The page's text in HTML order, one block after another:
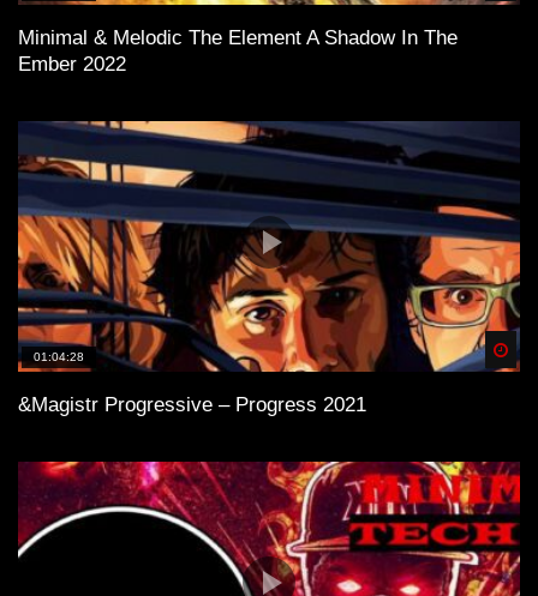
Minimal & Melodic The Element A Shadow In The
Ember 2022
01:04:28
&Magistr Progressive – Progress 2021